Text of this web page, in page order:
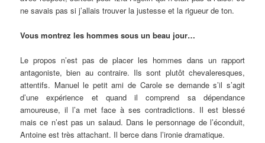
ne savais pas si j’allais trouver la justesse et la rigueur de ton.
Vous montrez les hommes sous un beau jour…
Le propos n’est pas de placer les hommes dans un rapport
antagoniste, bien au contraire. Ils sont plutôt chevaleresques,
attentifs. Manuel le petit ami de Carole se demande s’il s’agit
d’une expérience et quand il comprend sa dépendance
amoureuse, il l’a met face à ses contradictions. Il est blessé
mais ce n’est pas un salaud. Dans le personnage de l’éconduit,
Antoine est très attachant. Il berce dans l’ironie dramatique.